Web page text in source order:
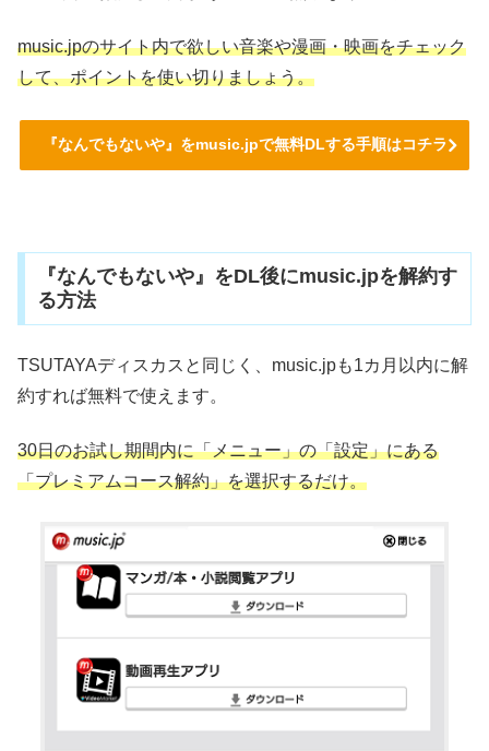
music.jpのサイト内で欲しい音楽や漫画・映画をチェック
して、ポイントを使い切りましょう。
『なんでもないや』をmusic.jpで無料DLする手順はコチラ
『なんでもないや』をDL後にmusic.jpを解約す
る方法
TSUTAYAディスカスと同じく、music.jpも1カ月以内に解
約すれば無料で使えます。
30日のお試し期間内に「メニュー」の「設定」にある
「プレミアムコース解約」を選択するだけ。